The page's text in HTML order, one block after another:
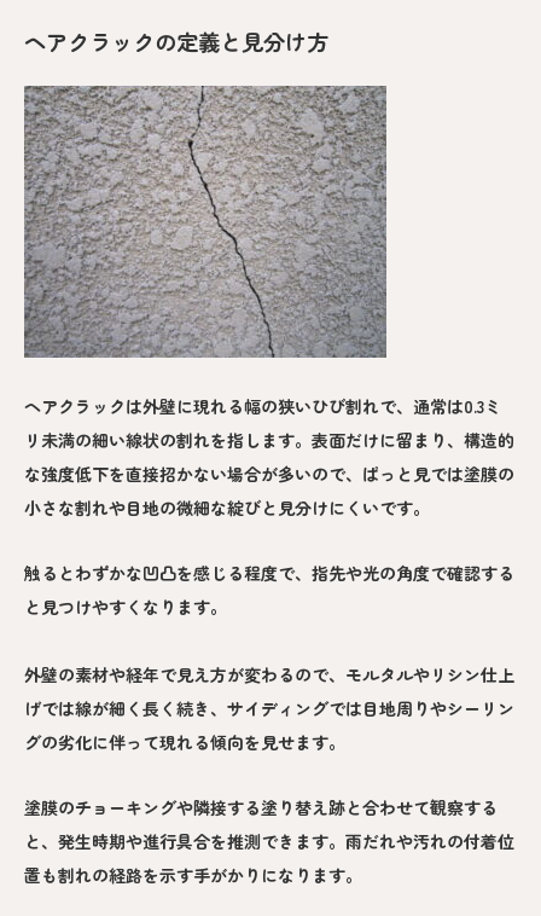
ヘアクラックの定義と見分け方
ヘアクラックは外壁に現れる幅の狭いひび割れで、通常は0.3ミ
リ未満の細い線状の割れを指します。表面だけに留まり、構造的
な強度低下を直接招かない場合が多いので、ぱっと見では塗膜の
小さな割れや目地の微細な綻びと見分けにくいです。
触るとわずかな凹凸を感じる程度で、指先や光の角度で確認する
と見つけやすくなります。
外壁の素材や経年で見え方が変わるので、モルタルやリシン仕上
げでは線が細く長く続き、サイディングでは目地周りやシーリン
グの劣化に伴って現れる傾向を見せます。
塗膜のチョーキングや隣接する塗り替え跡と合わせて観察する
と、発生時期や進行具合を推測できます。雨だれや汚れの付着位
置も割れの経路を示す手がかりになります。